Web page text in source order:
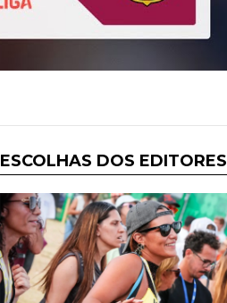
ESCOLHAS DOS EDITORES